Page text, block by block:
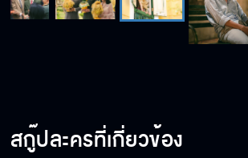
สกู๊ปละครที่เกี่ยวข้อง